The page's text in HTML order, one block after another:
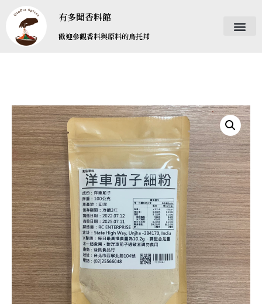
有多聞香料館
歡迎參觀香料與原料的烏托邦